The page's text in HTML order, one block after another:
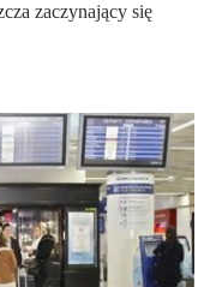
zaczynający się